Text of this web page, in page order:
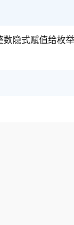
隐式赋值给枚